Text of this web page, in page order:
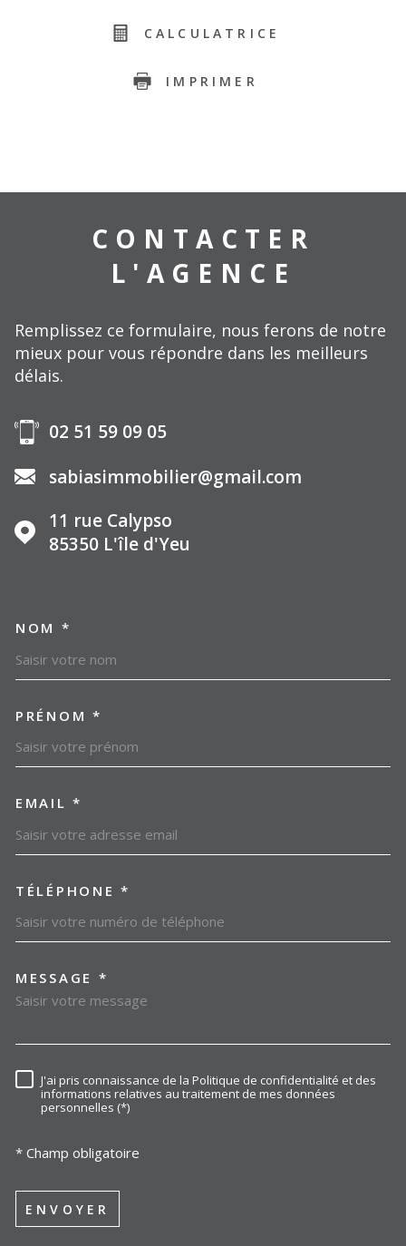
CALCULATRICE
IMPRIMER
CONTACTER
L'AGENCE
Remplissez ce formulaire, nous ferons de notre
mieux pour vous répondre dans les meilleurs
délais.
02 51 59 09 05
sabiasimmobilier@gmail.com
11 rue Calypso
85350
L'île d'Yeu
NOM *
PRÉNOM *
EMAIL *
TÉLÉPHONE *
MESSAGE *
RÈGLEMENTATION
J'ai pris connaissance de la Politique de confidentialité et des
informations relatives au traitement de mes données
personnelles (*)
* Champ obligatoire
ENVOYER